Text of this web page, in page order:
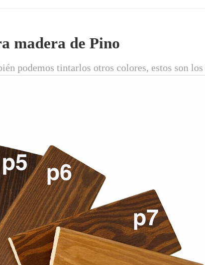
madera de Pino
podemos tintarlos otros colores, estos son